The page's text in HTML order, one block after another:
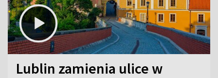
Lublin zamienia ulice w